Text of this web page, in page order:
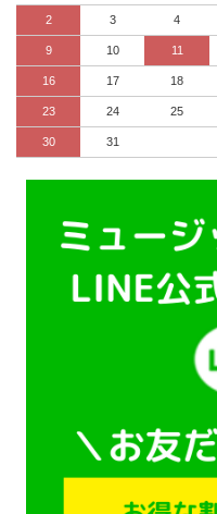
2 3 4
9 10 11
16 17 18
23 24 25
30 31